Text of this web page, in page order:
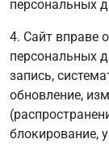
персональных
4. Сайт вправе
персональных
запись,
обновление,
блокирование,